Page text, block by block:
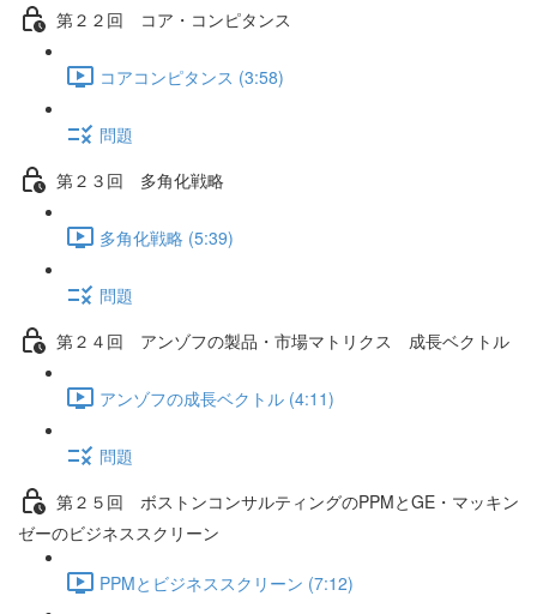
第２２回 コア・コンピタンス
コアコンピタンス (3:58)
問題
第２３回 多角化戦略
多角化戦略 (5:39)
問題
第２４回 アンゾフの製品・市場マトリクス 成長ベクトル
アンゾフの成長ベクトル (4:11)
問題
第２５回 ボストンコンサルティングのPPMとGE・マッキン
ゼーのビジネススクリーン
PPMとビジネススクリーン (7:12)